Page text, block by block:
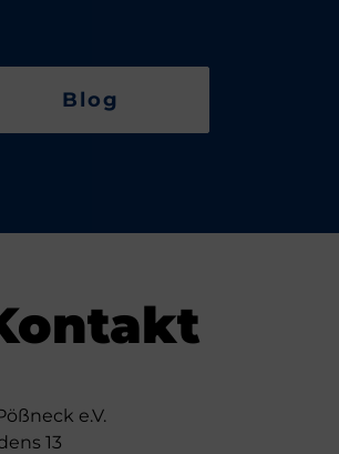
Blog
e.V.
13